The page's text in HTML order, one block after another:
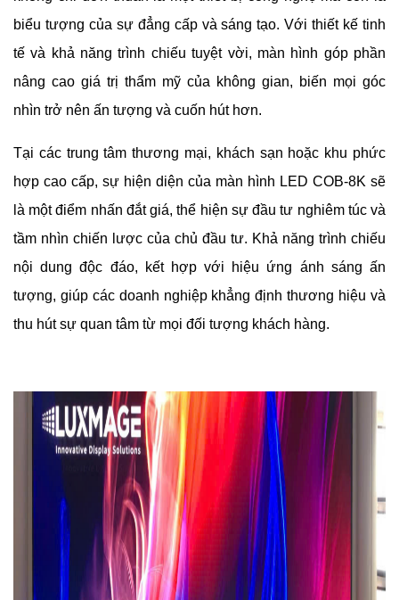
biểu tượng của sự đẳng cấp và sáng tạo. Với thiết kế tinh
tế và khả năng trình chiếu tuyệt vời, màn hình góp phần
nâng cao giá trị thẩm mỹ của không gian, biến mọi góc
nhìn trở nên ấn tượng và cuốn hút hơn.
Tại các trung tâm thương mại, khách sạn hoặc khu phức
hợp cao cấp, sự hiện diện của màn hình LED COB-8K sẽ
là một điểm nhấn đắt giá, thể hiện sự đầu tư nghiêm túc và
tầm nhìn chiến lược của chủ đầu tư. Khả năng trình chiếu
nội dung độc đáo, kết hợp với hiệu ứng ánh sáng ấn
tượng, giúp các doanh nghiệp khẳng định thương hiệu và
thu hút sự quan tâm từ mọi đối tượng khách hàng.